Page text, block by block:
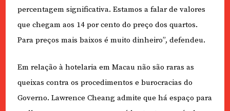
percentagem significativa. Estamos a falar de valores
que chegam aos 14 por cento do preço dos quartos.
Para preços mais baixos é muito dinheiro”, defendeu.
Em relação à hotelaria em Macau não são raras as
queixas contra os procedimentos e burocracias do
Governo. Lawrence Cheang admite que há espaço para